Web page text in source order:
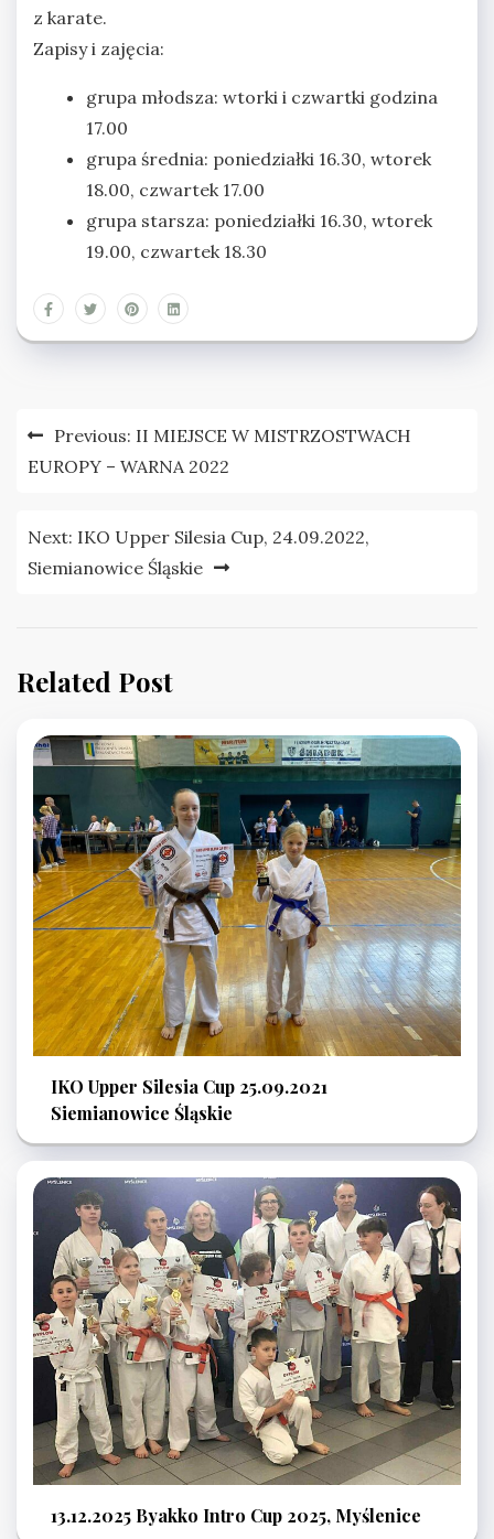
z karate.
Zapisy i zajęcia:
grupa młodsza: wtorki i czwartki godzina
17.00
grupa średnia: poniedziałki 16.30, wtorek
18.00, czwartek 17.00
grupa starsza: poniedziałki 16.30, wtorek
19.00, czwartek 18.30
Nawigacja
wpisu
Previous: II MIEJSCE W MISTRZOSTWACH
EUROPY – WARNA 2022
Next: IKO Upper Silesia Cup, 24.09.2022,
Siemianowice Śląskie
Related Post
IKO Upper Silesia Cup 25.09.2021
Siemianowice Śląskie
13.12.2025 Byakko Intro Cup 2025, Myślenice